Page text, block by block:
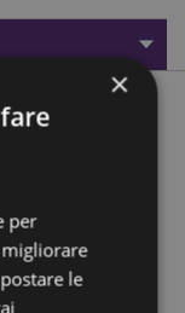
×
per
le